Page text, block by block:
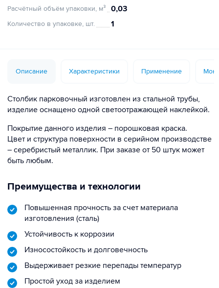
Расчётный объём упаковки, м³ 0,03
Количество в упаковке, шт. 1
Описание Характеристики Применение
Столбик парковочный изготовлен из стальной трубы,
изделие оснащено одной светоотражающей наклейкой.
Покрытие данного изделия – порошковая краска.
Цвет и структура поверхности в серийном производстве
– серебристый металлик. При заказе от 50 штук может
быть любым.
Преимущества и технологии
Повышенная прочность за счет материала
изготовления (сталь)
Устойчивость к коррозии
Износостойкость и долговечность
Выдерживает резкие перепады температур
Простой уход за изделием